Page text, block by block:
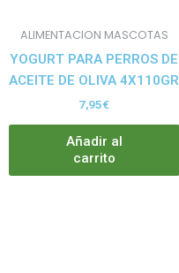
ALIMENTACION MASCOTAS
YOGURT PARA PERROS DE
ACEITE DE OLIVA 4X110GR
7,95€
Añadir al
carrito